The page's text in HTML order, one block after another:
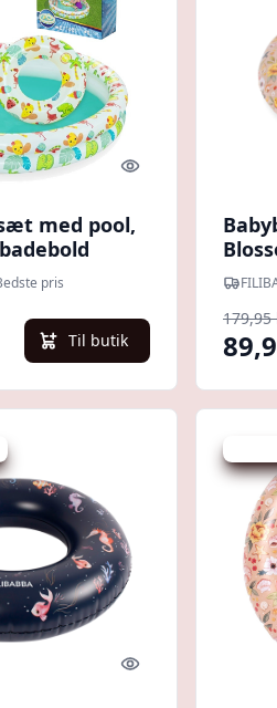
Quick look
med pool,
pris
Til butik
179,95
Quick look